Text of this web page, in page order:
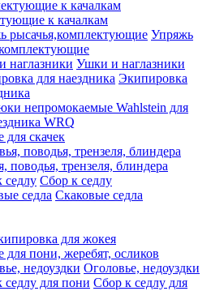
к качалкам
Упряжь
Ушки и наглазники
Экипировка
непромокаемые Wahlstein для
WRQ
скачек
поводья, трензеля, блиндера
Сбор к седлу
Скаковые седла
для жокея
для пони, жеребят, осликов
Оголовье, недоуздки
Сбор к седлу для